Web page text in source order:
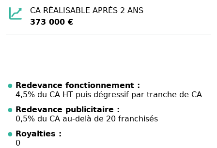
CA RÉALISABLE APRÈS 2 ANS
373 000 €
Redevance fonctionnement :
4,5% du CA HT puis dégressif par tranche de CA
Redevance publicitaire :
0,5% du CA au-delà de 20 franchisés
Royalties :
0